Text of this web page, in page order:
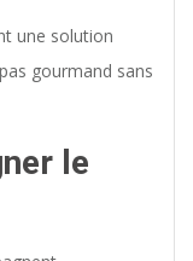
une solution
gourmand sans
le